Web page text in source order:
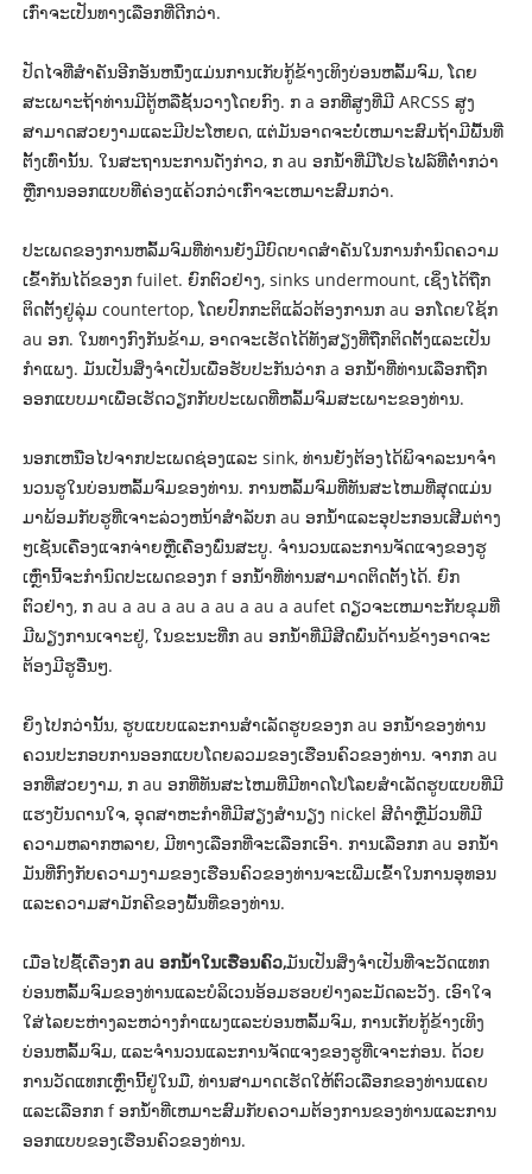
ເກົ່າຈະເປັນທາງເລືອກທີ່ດີກວ່າ.
ປັດໄຈທີ່ສໍາຄັນອີກອັນຫນຶ່ງແມ່ນການເກັບກູ້ຂ້າງເທິງບ່ອນຫລົ້ມຈົມ, ໂດຍ
ສະເພາະຖ້າທ່ານມີຕູ້ຫລືຊັ້ນວາງໂດຍກົງ. ກ a ອກທີ່ສູງທີ່ມີ ARCSS ສູງ
ສາມາດສວຍງາມແລະມີປະໂຫຍດ, ແຕ່ມັນອາດຈະບໍ່ເຫມາະສົມຖ້າມີພື້ນທີ່
ຕັ້ງເທົ່ານັ້ນ. ໃນສະຖານະການດັ່ງກ່າວ, ກ au ອກນ້ໍາທີ່ມີໂປຣໄຟລ໌ທີ່ຕ່ໍາກວ່າ
ຫຼືການອອກແບບທີ່ຄ່ອງແຄ້ວກວ່າເກົ່າຈະເຫມາະສົມກວ່າ.
ປະເພດຂອງການຫລົ້ມຈົມທີ່ທ່ານຍັງມີບົດບາດສໍາຄັນໃນການກໍານົດຄວາມ
ເຂົ້າກັນໄດ້ຂອງກ fuilet. ຍົກຕົວຢ່າງ, sinks undermount, ເຊິ່ງໄດ້ຖືກ
ຕິດຕັ້ງຢູ່ລຸ່ມ countertop, ໂດຍປົກກະຕິແລ້ວຕ້ອງການກ au ອກໂດຍໃຊ້ກ
au ອກ. ໃນທາງກົງກັນຂ້າມ, ອາດຈະເຮັດໄດ້ທັງສຽງທີ່ຖືກຕິດຕັ້ງແລະເປັນ
ກໍາແພງ. ມັນເປັນສິ່ງຈໍາເປັນເພື່ອຮັບປະກັນວ່າກ a ອກນ້ໍາທີ່ທ່ານເລືອກຖືກ
ອອກແບບມາເພື່ອເຮັດວຽກກັບປະເພດທີ່ຫລົ້ມຈົມສະເພາະຂອງທ່ານ.
ນອກເຫນືອໄປຈາກປະເພດຊ່ອງແລະ sink, ທ່ານຍັງຕ້ອງໄດ້ພິຈາລະນາຈໍາ
ນວນຮູໃນບ່ອນຫລົ້ມຈົມຂອງທ່ານ. ການຫລົ້ມຈົມທີ່ທັນສະໄຫມທີ່ສຸດແມ່ນ
ມາພ້ອມກັບຮູທີ່ເຈາະລ່ວງຫນ້າສໍາລັບກ au ອກນ້ໍາແລະອຸປະກອນເສີມຕ່າງ
ໆເຊັ່ນເຄື່ອງແຈກຈ່າຍຫຼືເຄື່ອງພົ່ນສະບູ. ຈໍານວນແລະການຈັດແຈງຂອງຮູ
ເຫຼົ່ານີ້ຈະກໍານົດປະເພດຂອງກ f ອກນ້ໍາທີ່ທ່ານສາມາດຕິດຕັ້ງໄດ້. ຍົກ
ຕົວຢ່າງ, ກ au a au a au a au a au a aufet ດຽວຈະເຫມາະກັບຂຸມທີ່
ມີພຽງການເຈາະຢູ່, ໃນຂະນະທີ່ກ au ອກນ້ໍາທີ່ມີສີດພົ່ນດ້ານຂ້າງອາດຈະ
ຕ້ອງມີຮູອື່ນໆ.
ຍິ່ງໄປກວ່ານັ້ນ, ຮູບແບບແລະການສໍາເລັດຮູບຂອງກ au ອກນ້ໍາຂອງທ່ານ
ຄວນປະກອບການອອກແບບໂດຍລວມຂອງເຮືອນຄົວຂອງທ່ານ. ຈາກກ au
ອກທີ່ສວຍງາມ, ກ au ອກທີ່ທັນສະໄຫມທີ່ມີທາດໂປໂລຍສໍາເລັດຮູບແບບທີ່ມີ
ແຮງບັນດານໃຈ, ອຸດສາຫະກໍາທີ່ມີສຽງສໍານຽງ nickel ສີດໍາຫຼືມ້ວນທີ່ມີ
ຄວາມຫລາກຫລາຍ, ມີທາງເລືອກທີ່ຈະເລືອກເອົາ. ການເລືອກກ au ອກນ້ໍາ
ມັນທີ່ກົງກັບຄວາມງາມຂອງເຮືອນຄົວຂອງທ່ານຈະເພີ່ມເຂົ້າໃນການອຸທອນ
ແລະຄວາມສາມັກຄີຂອງພື້ນທີ່ຂອງທ່ານ.
ເມື່ອໄປຊື້ເຄື່ອງກ au ອກນ້ໍາໃນເຮືອນຄົວ,ມັນເປັນສິ່ງຈໍາເປັນທີ່ຈະວັດແທກ
ບ່ອນຫລົ້ມຈົມຂອງທ່ານແລະບໍລິເວນອ້ອມຮອບຢ່າງລະມັດລະວັງ. ເອົາໃຈ
ໃສ່ໄລຍະຫ່າງລະຫວ່າງກໍາແພງແລະບ່ອນຫລົ້ມຈົມ, ການເກັບກູ້ຂ້າງເທິງ
ບ່ອນຫລົ້ມຈົມ, ແລະຈໍານວນແລະການຈັດແຈງຂອງຮູທີ່ເຈາະກ່ອນ. ດ້ວຍ
ການວັດແທກເຫຼົ່ານີ້ຢູ່ໃນມື, ທ່ານສາມາດເຮັດໃຫ້ຕົວເລືອກຂອງທ່ານແຄບ
ແລະເລືອກກ f ອກນ້ໍາທີ່ເຫມາະສົມກັບຄວາມຕ້ອງການຂອງທ່ານແລະການ
ອອກແບບຂອງເຮືອນຄົວຂອງທ່ານ.